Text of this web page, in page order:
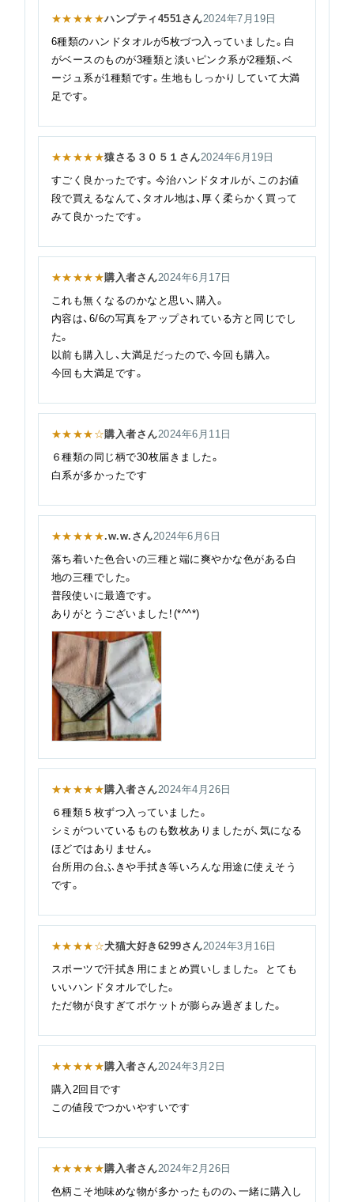
★★★★★ハンプティ4551さん2024年7月19日
6種類のハンドタオルが5枚づつ入っていました。白
がベースのものが3種類と淡いピンク系が2種類、ベ
ージュ系が1種類です。生地もしっかりしていて大満
足です。
★★★★★猿さる３０５１さん2024年6月19日
すごく良かったです。今治ハンドタオルが、このお値
段で買えるなんて、タオル地は、厚く柔らかく買って
みて良かったです。
★★★★★ 購入者さん2024年6月17日
これも無くなるのかなと思い、購入。
内容は、6/6の写真をアップされている方と同じでし
た。
以前も購入し、大満足だったので、今回も購入。
今回も大満足です。
★★★★☆ 購入者さん2024年6月11日
６種類の同じ柄で30枚届きました。
白系が多かったです
★★★★★.w.w.さん2024年6月6日
落ち着いた色合いの三種と端に爽やかな色がある白
地の三種でした。
普段使いに最適です。
ありがとうございました！(*^^*)
★★★★★ 購入者さん2024年4月26日
６種類５枚ずつ入っていました。
シミがついているものも数枚ありましたが、気になる
ほどではありません。
台所用の台ふきや手拭き等いろんな用途に使えそう
です。
★★★★☆犬猫大好き6299さん2024年3月16日
スポーツで汗拭き用にまとめ買いしました。 とても
いいハンドタオルでした。
ただ物が良すぎてポケットが膨らみ過ぎました。
★★★★★ 購入者さん2024年3月2日
購入2回目です
この値段でつかいやすいです
★★★★★ 購入者さん2024年2月26日
色柄こそ地味めな物が多かったものの、一緒に購入し